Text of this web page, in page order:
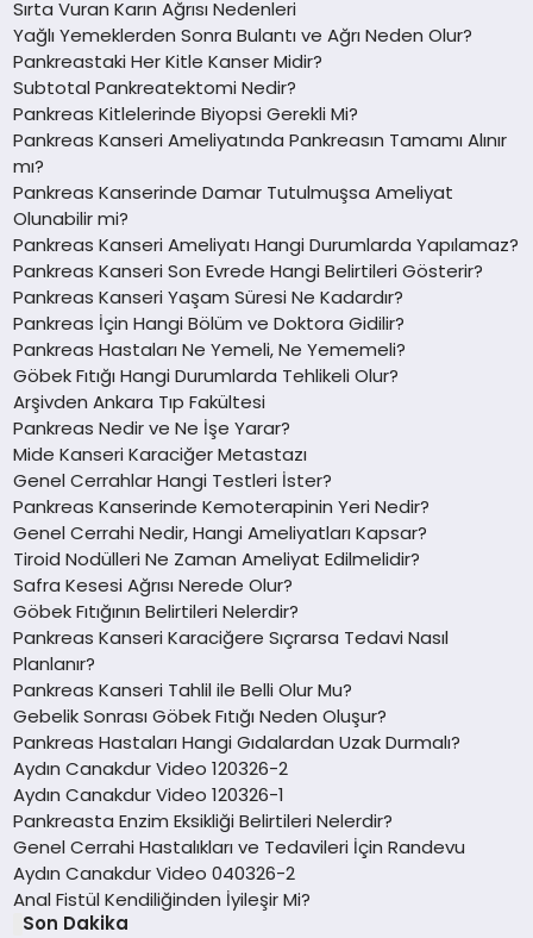
Sırta Vuran Karın Ağrısı Nedenleri
Yağlı Yemeklerden Sonra Bulantı ve Ağrı Neden Olur?
Pankreastaki Her Kitle Kanser Midir?
Subtotal Pankreatektomi Nedir?
Pankreas Kitlelerinde Biyopsi Gerekli Mi?
Pankreas Kanseri Ameliyatında Pankreasın Tamamı Alınır
mı?
Pankreas Kanserinde Damar Tutulmuşsa Ameliyat
Olunabilir mi?
Pankreas Kanseri Ameliyatı Hangi Durumlarda Yapılamaz?
Pankreas Kanseri Son Evrede Hangi Belirtileri Gösterir?
Pankreas Kanseri Yaşam Süresi Ne Kadardır?
Pankreas İçin Hangi Bölüm ve Doktora Gidilir?
Pankreas Hastaları Ne Yemeli, Ne Yememeli?
Göbek Fıtığı Hangi Durumlarda Tehlikeli Olur?
Arşivden Ankara Tıp Fakültesi
Pankreas Nedir ve Ne İşe Yarar?
Mide Kanseri Karaciğer Metastazı
Genel Cerrahlar Hangi Testleri İster?
Pankreas Kanserinde Kemoterapinin Yeri Nedir?
Genel Cerrahi Nedir, Hangi Ameliyatları Kapsar?
Tiroid Nodülleri Ne Zaman Ameliyat Edilmelidir?
Safra Kesesi Ağrısı Nerede Olur?
Göbek Fıtığının Belirtileri Nelerdir?
Pankreas Kanseri Karaciğere Sıçrarsa Tedavi Nasıl
Planlanır?
Pankreas Kanseri Tahlil ile Belli Olur Mu?
Gebelik Sonrası Göbek Fıtığı Neden Oluşur?
Pankreas Hastaları Hangi Gıdalardan Uzak Durmalı?
Aydın Canakdur Video 120326-2
Aydın Canakdur Video 120326-1
Pankreasta Enzim Eksikliği Belirtileri Nelerdir?
Genel Cerrahi Hastalıkları ve Tedavileri İçin Randevu
Aydın Canakdur Video 040326-2
Anal Fistül Kendiliğinden İyileşir Mi?
Son Dakika